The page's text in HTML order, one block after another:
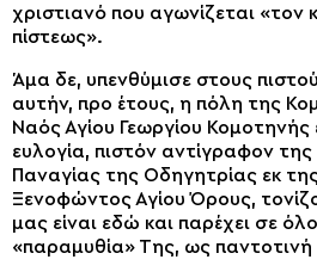
χριστιανό που αγωνίζεται
πίστεως».
Άμα δε, υπενθύμισε στους
αυτήν, προ έτους, η πόλη της
Ναός Αγίου Γεωργίου Κομοτηνής
ευλογία, πιστόν αντίγραφον της
Παναγίας της Οδηγητρίας εκ
Ξενοφώντος Αγίου Όρους,
μας είναι εδώ και παρέχει σε
«παραμυθία» Της, ως